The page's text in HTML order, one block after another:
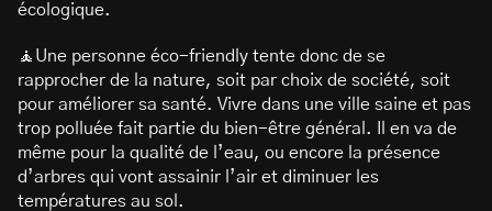
écologique.
🧘Une personne éco-friendly tente donc de se
rapprocher de la nature, soit par choix de société, soit
pour améliorer sa santé. Vivre dans une ville saine et pas
trop polluée fait partie du bien-être général. Il en va de
même pour la qualité de l’eau, ou encore la présence
d’arbres qui vont assainir l’air et diminuer les
températures au sol.